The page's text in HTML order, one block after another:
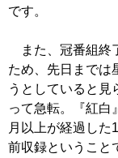
です。
また、冠番組終
ため、先日までは
うとしていると見
って急転。『紅白
月以上が経過した
前収録ということ